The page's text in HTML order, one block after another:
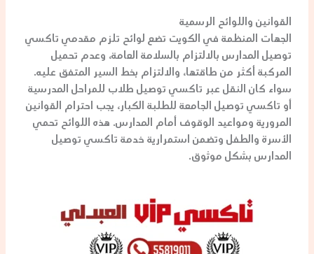
القوانين واللوائح الرسمية
الجهات المنظمة في الكويت تضع لوائح تلزم مقدمي تاكسي
توصيل المدارسبالالتزام بالسلامة العامة، وعدم تحميل
المركبة أكثر من طاقتها، والالتزام بخط السير المتفق عليه.
سواء كان النقل عبر تاكسي توصيل طلاب للمراحل المدرسية
أو تاكسي توصيل الجامعةللطلبة الكبار، يجب احترام القوانين
المرورية ومواعيد الوقوف أمام المدارس. هذه اللوائح تحمي
الأسرة والطفل وتضمن استمرارية خدمة تاكسي توصيل
المدارسبشكل موثوق.